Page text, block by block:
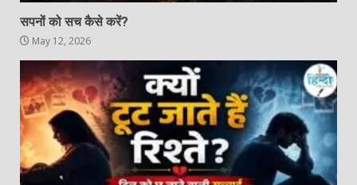
सपनों को सच कैसे करें?
May 12, 2026